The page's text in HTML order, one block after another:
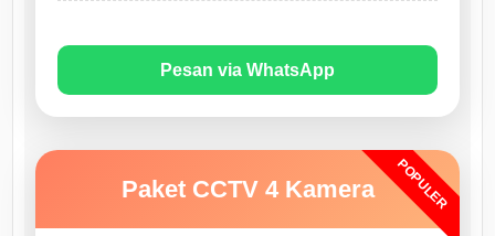
Pesan via WhatsApp
POPULER
Paket CCTV 4 Kamera